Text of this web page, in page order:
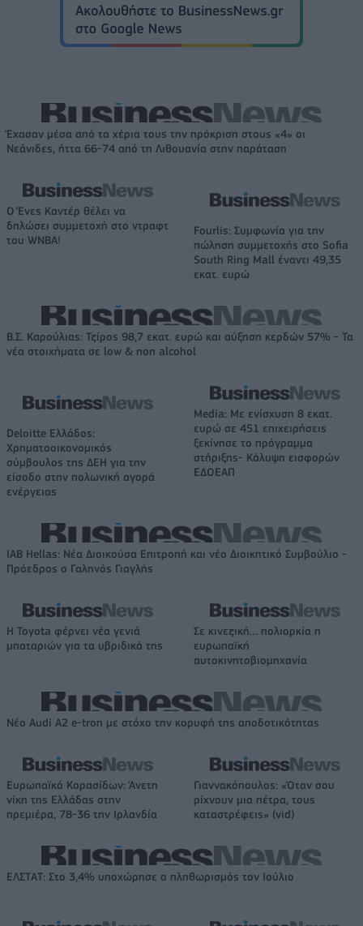
Έχασαν μέσα από τα χέρια τους την πρόκριση στους «4» οι
Νεάνιδες, ήττα 66-74 από τη Λιθουανία στην παράταση
Ο Ένες Καντέρ θέλει να
δηλώσει συμμετοχή στο ντραφτ
του WNBA!
Fourlis: Συμφωνία για την
πώληση συμμετοχής στο Sofia
South Ring Mall έναντι 49,35
εκατ. ευρώ
Β.Σ. Καρούλιας: Τζίρος 98,7 εκατ. ευρώ και αύξηση κερδών 57% - Τα
νέα στοιχήματα σε low & non alcohol
Deloitte Ελλάδος:
Χρηματοοικονομικός
σύμβουλος της ΔΕΗ για την
είσοδο στην πολωνική αγορά
ενέργειας
Media: Με ενίσχυση 8 εκατ.
ευρώ σε 451 επιχειρήσεις
ξεκίνησε το πρόγραμμα
στήριξης- Κάλυψη εισφορών
ΕΔΟΕΑΠ
IAB Hellas: Νέα Διοικούσα Επιτροπή και νέο Διοικητικό Συμβούλιο -
Πρόεδρος ο Γαληνός Γιαγλής
Η Toyota φέρνει νέα γενιά
μπαταριών για τα υβριδικά της
Σε κινεζική… πολιορκία η
ευρωπαϊκή
αυτοκινητοβιομηχανία
Νέο Audi A2 e-tron με στόχο την κορυφή της αποδοτικότητας
Ευρωπαϊκό Κορασίδων: Άνετη
νίκη της Ελλάδας στην
πρεμιέρα, 78-36 την Ιρλανδία
Γιαννακόπουλος: «Όταν σου
ρίχνουν μια πέτρα, τους
καταστρέφεις» (vid)
ΕΛΣΤΑΤ: Στο 3,4% υποχώρησε ο πληθωρισμός τον Ιούλιο